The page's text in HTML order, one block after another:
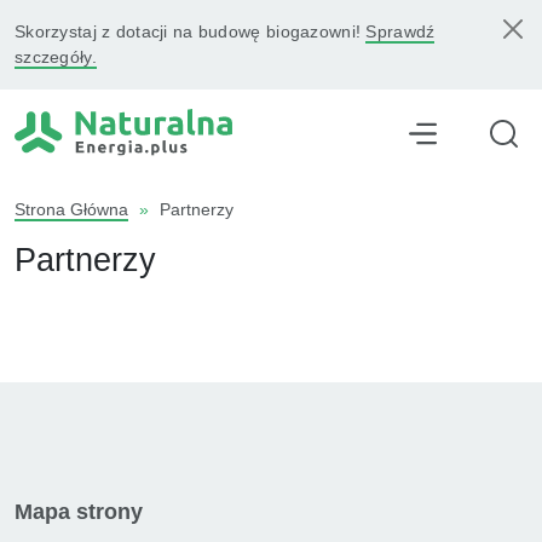
Skorzystaj z dotacji na budowę biogazowni! Sprawdź
szczegóły.
Strona Główna » Partnerzy
Partnerzy
Mapa strony